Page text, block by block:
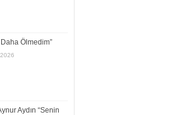
Ölmedim”
Aydın “Senin